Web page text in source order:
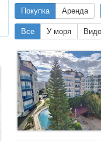
Покупка Аренда
Все У моря